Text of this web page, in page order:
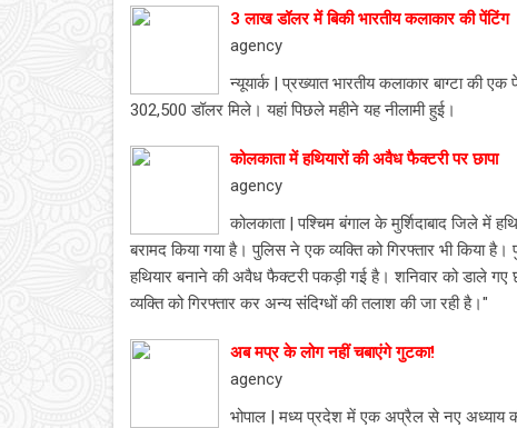
3 लाख डॉलर में बिकी भारतीय कलाकार की पेंटिंग
agency
न्यूयार्क | प्रख्यात भारतीय कलाकार बाग्टा की
302,500 डॉलर मिले। यहां पिछले महीने यह नीलामी हुई।
कोलकाता में हथियारों की अवैध फैक्टरी पर छापा
agency
कोलकाता | पश्चिम बंगाल के मुर्शिदाबाद जिले में
बरामद किया गया है। पुलिस ने एक व्यक्ति को गिरफ्तार भी किया
हथियार बनाने की अवैध फैक्टरी पकड़ी गई है। शनिवार को डाले
व्यक्ति को गिरफ्तार कर अन्य संदिग्धों की तलाश की जा रही है।"
अब मप्र के लोग नहीं चबाएंगे गुटका!
agency
भोपाल | मध्य प्रदेश में एक अप्रैल से नए अध्याय